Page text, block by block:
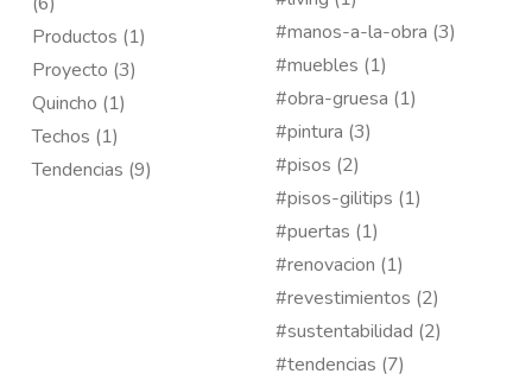
Productos (1)
Proyecto (3)
Quincho (1)
Techos (1)
Tendencias (9)
#manos-a-la-obra (3)
#muebles (1)
#obra-gruesa (1)
#pintura (3)
#pisos (2)
#pisos-gilitips (1)
#puertas (1)
#renovacion (1)
#revestimientos (2)
#sustentabilidad (2)
#tendencias (7)